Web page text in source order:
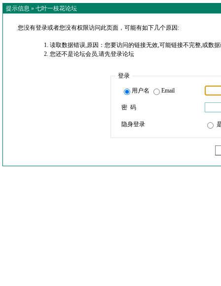
提示信息 » 七叶一枝花论坛
您没有登录或者您没有权限访问此页面，可能有如下几个原因:
读取数据错误,原因：您要访问的链接无效,可能链接不完整,或数
您还不是论坛会员,请先登录论坛
登录
用户名 Email
密 码
隐身登录